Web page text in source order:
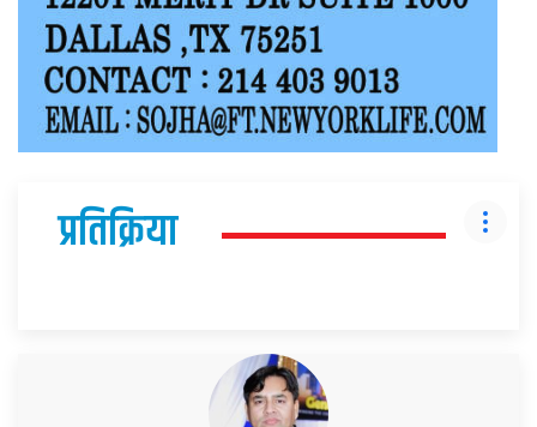
प्रतिक्रिया